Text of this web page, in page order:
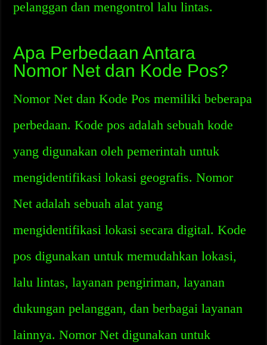
pelanggan dan mengontrol lalu lintas.
Apa Perbedaan Antara
Nomor Net dan Kode Pos?
Nomor Net dan Kode Pos memiliki beberapa
perbedaan. Kode pos adalah sebuah kode
yang digunakan oleh pemerintah untuk
mengidentifikasi lokasi geografis. Nomor
Net adalah sebuah alat yang
mengidentifikasi lokasi secara digital. Kode
pos digunakan untuk memudahkan lokasi,
lalu lintas, layanan pengiriman, layanan
dukungan pelanggan, dan berbagai layanan
lainnya. Nomor Net digunakan untuk